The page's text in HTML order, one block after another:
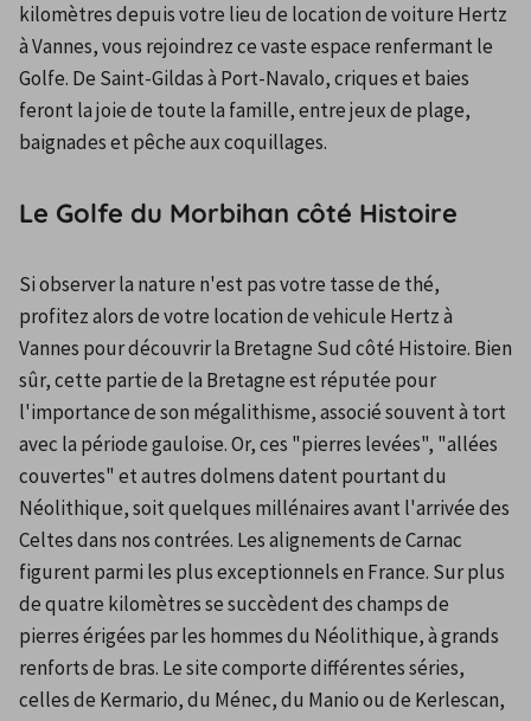
kilomètres depuis votre lieu de location de voiture Hertz
à Vannes, vous rejoindrez ce vaste espace renfermant le
Golfe. De Saint-Gildas à Port-Navalo, criques et baies
feront la joie de toute la famille, entre jeux de plage,
baignades et pêche aux coquillages.
Le Golfe du Morbihan côté Histoire
Si observer la nature n'est pas votre tasse de thé,
profitez alors de votre location de vehicule Hertz à
Vannes pour découvrir la Bretagne Sud côté Histoire. Bien
sûr, cette partie de la Bretagne est réputée pour
l'importance de son mégalithisme, associé souvent à tort
avec la période gauloise. Or, ces "pierres levées", "allées
couvertes" et autres dolmens datent pourtant du
Néolithique, soit quelques millénaires avant l'arrivée des
Celtes dans nos contrées. Les alignements de Carnac
figurent parmi les plus exceptionnels en France. Sur plus
de quatre kilomètres se succèdent des champs de
pierres érigées par les hommes du Néolithique, à grands
renforts de bras. Le site comporte différentes séries,
celles de Kermario, du Ménec, du Manio ou de Kerlescan,